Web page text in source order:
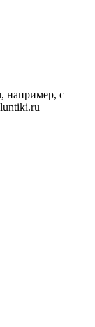
например, с